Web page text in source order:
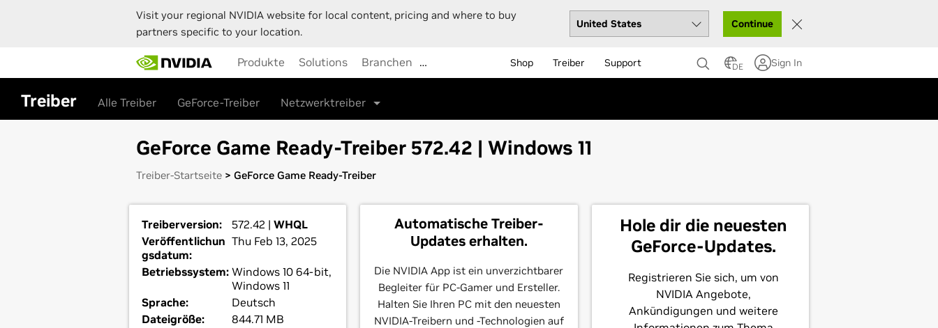
Visit your regional NVIDIA website for local content, pricing and where to buy
partners specific to your location.
Continue
main
content
Produkte Solutions Branchen … Shop Treiber Support DE Sign In
Treiber Alle Treiber GeForce-Treiber Netzwerktreiber
GeForce Game Ready-Treiber 572.42 | Windows 11
Treiber-Startseite > GeForce Game Ready-Treiber
Treiberversion: 572.42 | WHQL
Veröffentlichun
gsdatum:
Thu Feb 13, 2025
Betriebssystem: Windows 10 64-bit,
Windows 11
Sprache:
Deutsch
Dateigröße:
844.71 MB
Automatische Treiber-
Updates erhalten.
Die NVIDIA App ist ein unverzichtbarer
Begleiter für PC-Gamer und Ersteller.
Halten Sie Ihren PC mit den neuesten
NVIDIA-Treibern und -Technologien auf